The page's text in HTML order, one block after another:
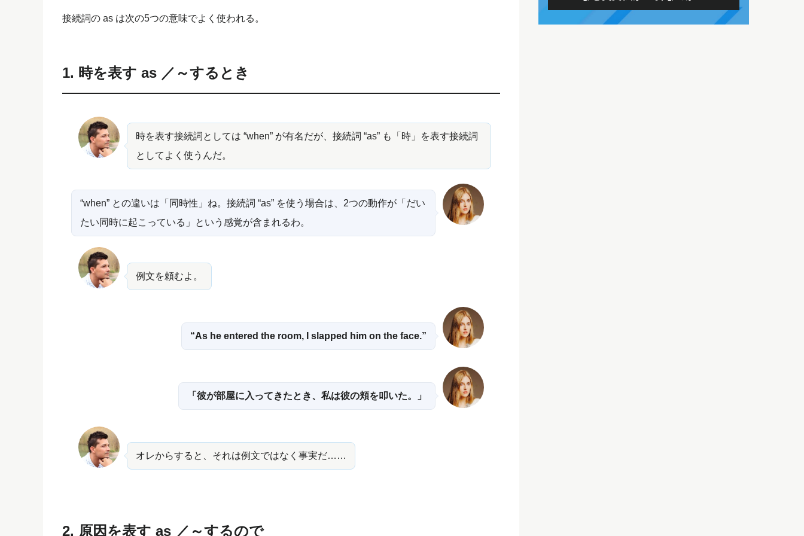
接続詞の as は次の5つの意味でよく使われる。
1. 時を表す as ／～するとき
時を表す接続詞としては “when” が有名だが、接続詞 “as” も「時」を表す接続詞
としてよく使うんだ。
“when” との違いは「同時性」ね。接続詞 “as” を使う場合は、2つの動作が「だい
たい同時に起こっている」という感覚が含まれるわ。
例文を頼むよ。
“As he entered the room, I slapped him on the face.”
「彼が部屋に入ってきたとき、私は彼の頬を叩いた。」
オレからすると、それは例文ではなく事実だ……
2. 原因を表す as ／～するので